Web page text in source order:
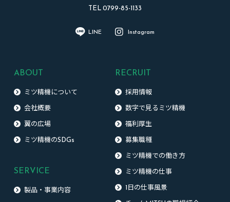
TEL 0799-85-1133
LINE Instagram
ABOUT
ミツ精機について
会社概要
翼の広場
ミツ精機のSDGs
SERVICE
製品・事業内容
RECRUIT
採用情報
数字で見るミツ精機
福利厚生
募集職種
ミツ精機での働き方
ミツ精機の仕事
1日の仕事風景